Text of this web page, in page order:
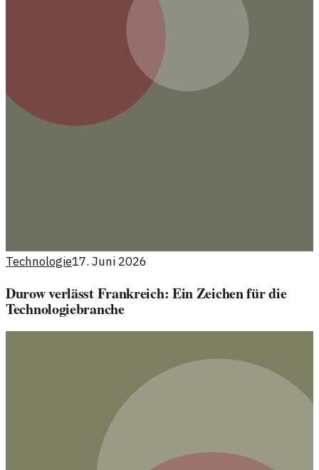
Technologie17. Juni 2026
Durow verlässt Frankreich: Ein Zeichen für die
Technologiebranche